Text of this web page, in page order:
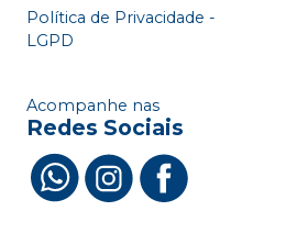
Política de Privacidade -
LGPD
Acompanhe nas
Redes Sociais